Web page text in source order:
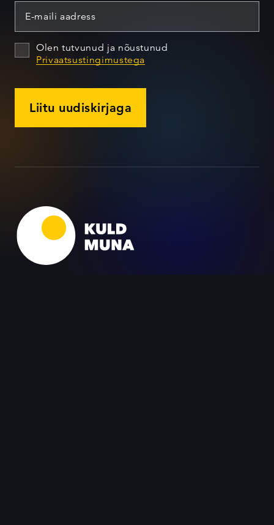
Olen tutvunud ja nõustunud
Privaatsustingimustega
Liitu uudiskirjaga